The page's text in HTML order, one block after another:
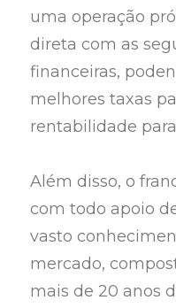
uma operação
direta com as
financeiras,
melhores taxas
rentabilidade
Além disso, o
com todo apoio
vasto
mercado,
mais de 20 anos